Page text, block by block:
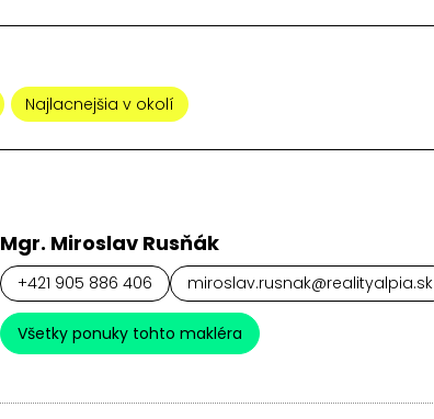
Najlacnejšia v okolí
Mgr. Miroslav Rusňák
+421 905 886 406 miroslav.rusnak@realityalpia.sk
Všetky ponuky tohto makléra